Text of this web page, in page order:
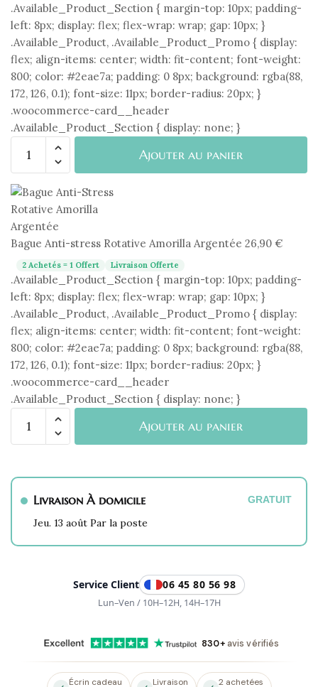
.Available_Product_Section { margin-top: 10px; padding-
left: 8px; display: flex; flex-wrap: wrap; gap: 10px; }
.Available_Product, .Available_Product_Promo { display:
flex; align-items: center; width: fit-content; font-weight:
800; color: #2eae7a; padding: 0 8px; background: rgba(88,
172, 126, 0.1); font-size: 11px; border-radius: 20px; }
.woocommerce-card__header
.Available_Product_Section { display: none; }
Bague
Anti-
stress
Rotative
Amorilla
Argentée
Ajouter au panier
Bague Anti-stress Rotative Amorilla Argentée 26,90 €
2 Achetés = 1 Offert Livraison Offerte
.Available_Product_Section { margin-top: 10px; padding-
left: 8px; display: flex; flex-wrap: wrap; gap: 10px; }
.Available_Product, .Available_Product_Promo { display:
flex; align-items: center; width: fit-content; font-weight:
800; color: #2eae7a; padding: 0 8px; background: rgba(88,
172, 126, 0.1); font-size: 11px; border-radius: 20px; }
.woocommerce-card__header
.Available_Product_Section { display: none; }
Bague
stress
Rotative
Amorilla
Ajouter au panier
Livraison À domicile GRATUIT
Jeu. 13 août Par la poste
Service Client 06 45 80 56 98
Lun–Ven / 10H–12H, 14H–17H
830+avis vérifiés
Écrin cadeau
Livraison
2 achetées